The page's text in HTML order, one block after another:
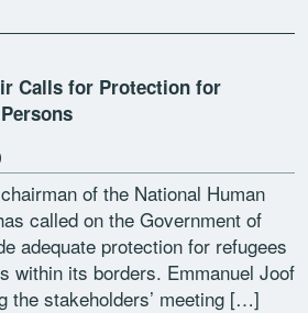
Calls for Protection for
of the National Human
called on the Government of
adequate protection for refugees
within its borders. Emmanuel Joof
the stakeholders’ meeting […]